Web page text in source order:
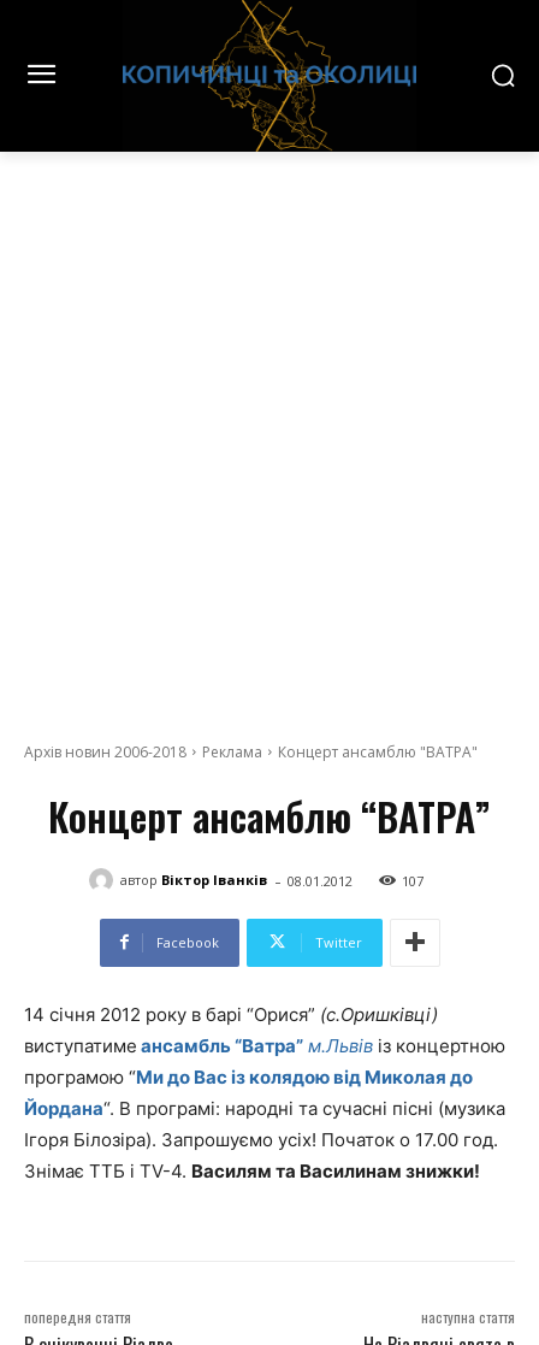
Архів новин 2006-2018 Реклама Концерт ансамблю "ВАТРА"
Концерт ансамблю “ВАТРА”
автор Віктор Іванків - 08.01.2012 107
Facebook Twitter
14 січня 2012 року в барі “Орися” (с.Оришківці)
виступатиме ансамбль “Ватра” м.Львів із концертною
програмою “Ми до Вас із колядою від Миколая до
Йордана“. В програмі: народні та сучасні пісні (музика
Ігоря Білозіра). Запрошуємо усіх! Початок о 17.00 год.
Знімає ТТБ і TV-4. Василям та Василинам знижки!
попередня стаття наступна стаття